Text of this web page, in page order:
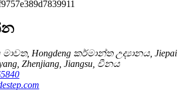
මාවත, Hongdeng කර්මාන්ත උද්‍යානය, Jiepai
Zhenjiang, Jiangsu, චීනය